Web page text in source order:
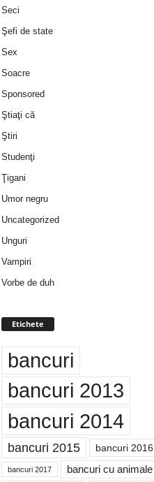
Seci
Şefi de state
Sex
Soacre
Sponsored
Ştiaţi că
Ştiri
Studenţi
Ţigani
Umor negru
Uncategorized
Unguri
Vampiri
Vorbe de duh
Etichete
bancuri
bancuri 2013
bancuri 2014
bancuri 2015 bancuri 2016
bancuri 2017 bancuri cu animale